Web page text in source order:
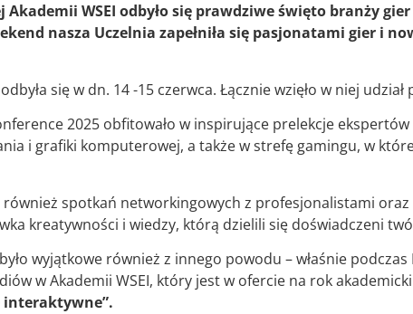
Akademii WSEI odbyło się prawdziwe święto branży
nasza Uczelnia zapełniła się pasjonatami gier i
się w dn. 14 -15 czerwca. Łącznie wzięło w niej
2025 obfitowało w inspirujące prelekcje
i grafiki komputerowej, a także w strefę gamingu, w
również spotkań networkingowych z profesjonalistami
kreatywności i wiedzy, którą dzielili się doświadczeni
wyjątkowe również z innego powodu – właśnie
w Akademii WSEI, który jest w ofercie na rok